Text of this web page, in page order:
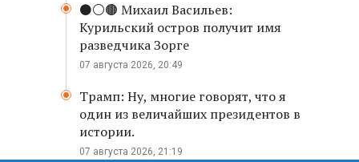
⚫️⚪️🟤 Михаил Васильев:
Курильский остров получит имя
разведчика Зорге
07 августа 2026, 20:49
Трамп: Ну, многие говорят, что я
один из величайших президентов в
истории.
07 августа 2026, 21:19